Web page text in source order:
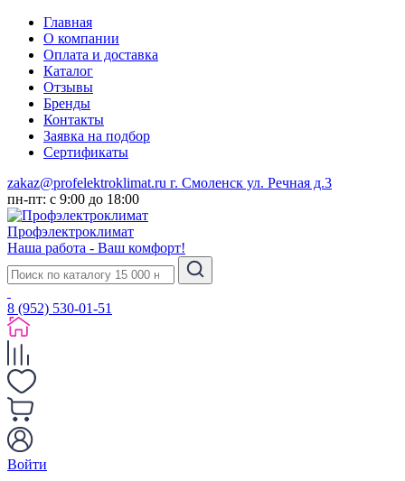
Главная
О компании
Оплата и доставка
Каталог
Отзывы
Бренды
Контакты
Заявка на подбор
Сертификаты
zakaz@profelektroklimat.ru г. Смоленск ул. Речная д.3
пн-пт: с 9:00 до 18:00
Профэлектроклимат
Наша работа - Ваш комфорт!
8 (952) 530-01-51
Войти